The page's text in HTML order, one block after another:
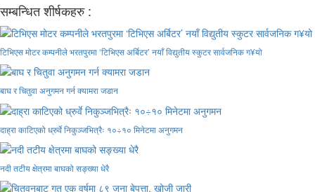
सम्बन्धित शीर्षकहरु :
टिभिएस मोटर कम्पनीले भरतपुरमा ‘टिभिएस अर्बिटर’ नयाँ विद्युतीय स्कुटर सार्वजनिक ग¥यो
बाघ र चितुवा अनुगमन गर्न क्यामरा जडान
दाह्रा काटिएको ध्रुर्वे निकुञ्जभित्रैः १०÷१० मिनेटमा अनुगमन
नदी तटीय क्षेत्रमा बाघको सङ्ख्या धेरै